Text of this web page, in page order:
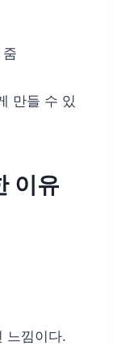
만들 수 있
이유
느낌이다.